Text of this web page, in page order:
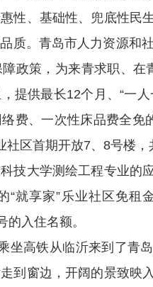
、基础性、兜底性民
质。青岛市人力资源和
政策，为来青求职、
提供最长12个月、“一
费、一次性床品费全免
区首期开放7、8号楼，
大学测绘工程专业的
就享家”乐业社区免租
的入住名额。
高铁从临沂来到了青
到窗边，开阔的景致映